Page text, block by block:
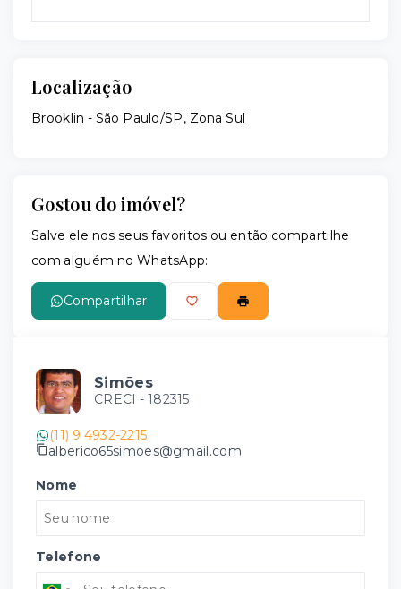
Localização
Brooklin - São Paulo/SP, Zona Sul
Gostou do imóvel?
Salve ele nos seus favoritos ou então compartilhe
com alguém no WhatsApp:
Compartilhar
Simões
CRECI - 182315
(11) 9 4932-2215
alberico65simoes@gmail.com
Nome
Telefone